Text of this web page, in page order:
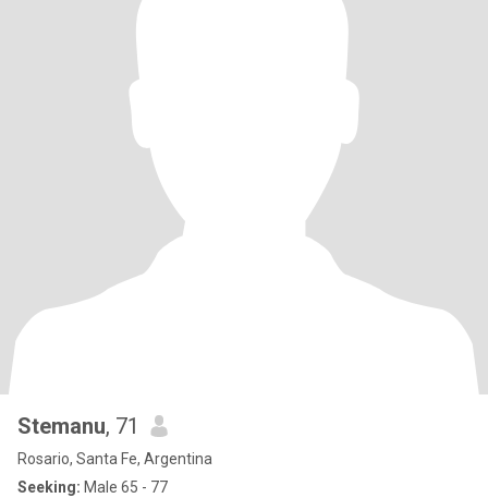
Stemanu, 71
Rosario, Santa Fe, Argentina
Seeking: Male 65 - 77